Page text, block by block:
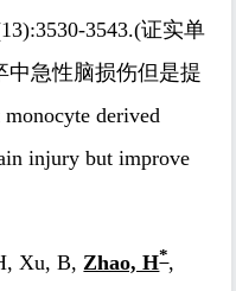
3543.(证实单
中急性脑损伤但是提
derived
injury but improve
Xu, B, Zhao, H*,